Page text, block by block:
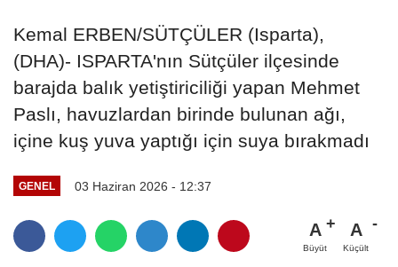
Kemal ERBEN/SÜTÇÜLER (Isparta),
(DHA)- ISPARTA'nın Sütçüler ilçesinde
barajda balık yetiştiriciliği yapan Mehmet
Paslı, havuzlardan birinde bulunan ağı,
içine kuş yuva yaptığı için suya bırakmadı
GENEL 03 Haziran 2026 - 12:37
A
Büyüt
A
Küçült